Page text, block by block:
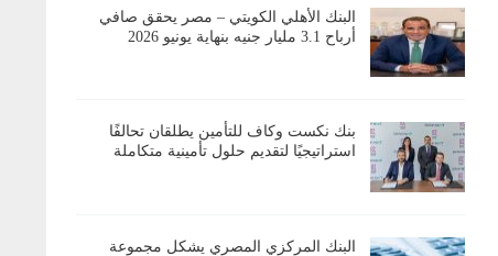
البنك الأهلي الكويتي – مصر يحقق صافي
أرباح 3.1 مليار جنيه بنهاية يونيو 2026
بنك نكست وكاف للتأمين يطلقان تحالفًا
استراتيجيًا لتقديم حلول تأمينية متكاملة
البنك المركزي المصري يشكل مجموعة